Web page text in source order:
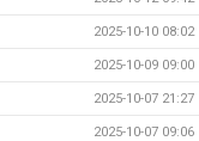
2025-10-10 08:02
2025-10-09 09:00
2025-10-07 21:27
2025-10-07 09:06